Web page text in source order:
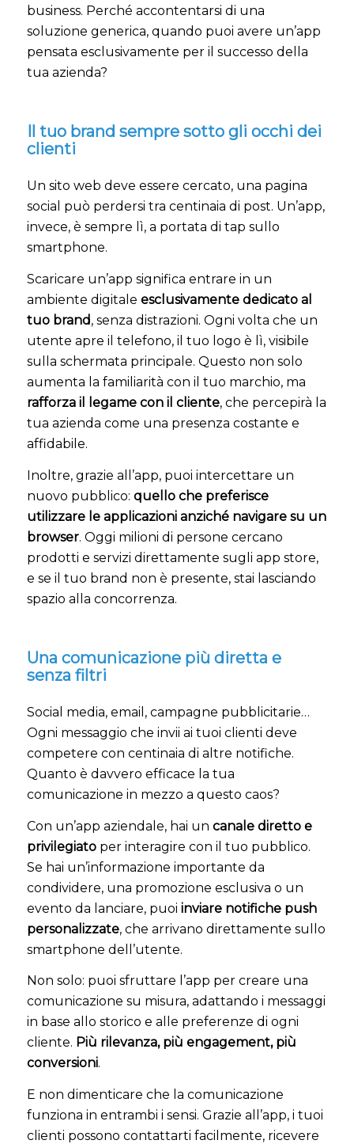
business. Perché accontentarsi di una
soluzione generica, quando puoi avere un’app
pensata esclusivamente per il successo della
tua azienda?
Il tuo brand sempre sotto gli occhi dei
clienti
Un sito web deve essere cercato, una pagina
social può perdersi tra centinaia di post. Un’app,
invece, è sempre lì, a portata di tap sullo
smartphone.
Scaricare un’app significa entrare in un
ambiente digitale esclusivamente dedicato al
tuo brand, senza distrazioni. Ogni volta che un
utente apre il telefono, il tuo logo è lì, visibile
sulla schermata principale. Questo non solo
aumenta la familiarità con il tuo marchio, ma
rafforza il legame con il cliente, che percepirà la
tua azienda come una presenza costante e
affidabile.
Inoltre, grazie all’app, puoi intercettare un
nuovo pubblico: quello che preferisce
utilizzare le applicazioni anziché navigare su un
browser. Oggi milioni di persone cercano
prodotti e servizi direttamente sugli app store,
e se il tuo brand non è presente, stai lasciando
spazio alla concorrenza.
Una comunicazione più diretta e
senza filtri
Social media, email, campagne pubblicitarie…
Ogni messaggio che invii ai tuoi clienti deve
competere con centinaia di altre notifiche.
Quanto è davvero efficace la tua
comunicazione in mezzo a questo caos?
Con un’app aziendale, hai un canale diretto e
privilegiatoper interagire con il tuo pubblico.
Se hai un’informazione importante da
condividere, una promozione esclusiva o un
evento da lanciare, puoi inviare notifiche push
personalizzate, che arrivano direttamente sullo
smartphone dell’utente.
Non solo: puoi sfruttare l’app per creare una
comunicazione su misura, adattando i messaggi
in base allo storico e alle preferenze di ogni
cliente. Più rilevanza, più engagement, più
conversioni.
E non dimenticare che la comunicazione
funziona in entrambi i sensi. Grazie all’app, i tuoi
clienti possono contattarti facilmente, ricevere